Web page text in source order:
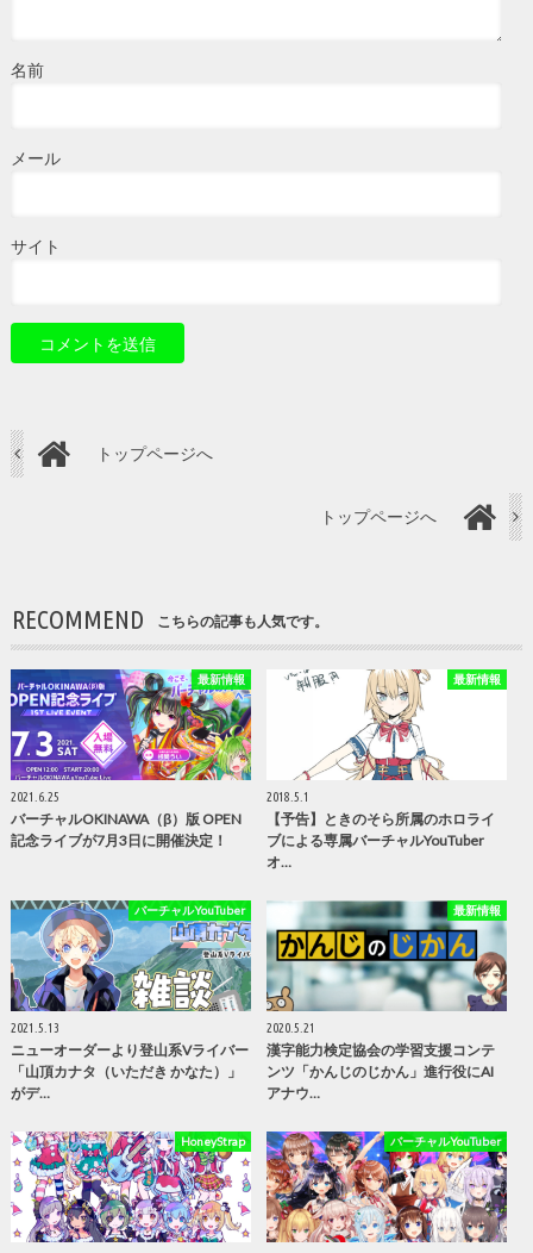
名前
メール
サイト
トップページへ
トップページへ
RECOMMEND こちらの記事も人気です。
最新情報
2021.6.25
バーチャルOKINAWA（β）版 OPEN
記念ライブが7月3日に開催決定！
最新情報
2018.5.1
【予告】ときのそら所属のホロライ
ブによる専属バーチャルYouTuber
オ…
バーチャルYouTuber
2021.5.13
ニューオーダーより登山系Vライバー
「山頂カナタ（いただき かなた）」
がデ…
最新情報
2020.5.21
漢字能力検定協会の学習支援コンテ
ンツ「かんじのじかん」進行役にAI
アナウ…
HoneyStrap バーチャルYouTuber